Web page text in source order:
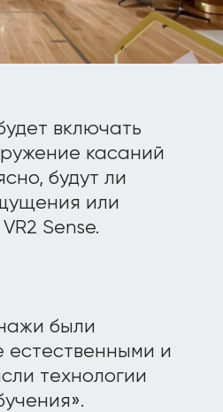
включать
касаний
будут ли
или
Sense.
были
естественными и
технологии